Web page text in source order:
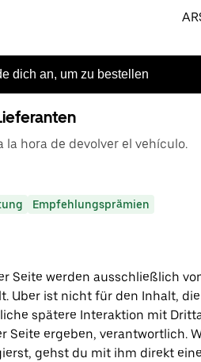
dich an, um zu bestellen
hora de devolver el vehículo.
Empfehlungsprämien
Seite werden ausschließlich
Uber ist nicht für den Inhalt,
spätere Interaktion mit
Seite ergeben, verantwortlich.
gehst du mit ihm direkt eine